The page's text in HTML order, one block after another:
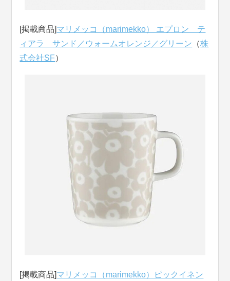
[掲載商品]マリメッコ（marimekko） エプロン テ
ィアラ サンド／ウォームオレンジ／グリーン （株
式会社SF）
[掲載商品]マリメッコ（marimekko）ピックイネン